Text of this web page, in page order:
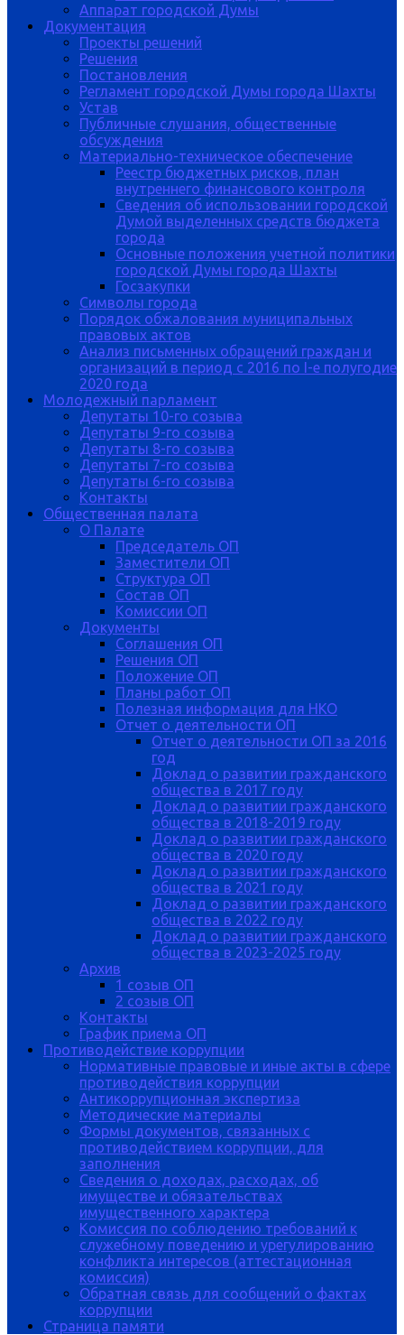
Аппарат городской Думы
Документация
Проекты решений
Решения
Постановления
Регламент городской Думы города Шахты
Устав
Публичные слушания, общественные
обсуждения
Материально-техническое обеспечение
Реестр бюджетных рисков, план
внутреннего финансового контроля
Сведения об использовании городской
Думой выделенных средств бюджета
города
Основные положения учетной политики
городской Думы города Шахты
Госзакупки
Символы города
Порядок обжалования муниципальных
правовых актов
Анализ письменных обращений граждан и
организаций в период с 2016 по I-е полугодие
2020 года
Молодежный парламент
Депутаты 10-го созыва
Депутаты 9-го созыва
Депутаты 8-го созыва
Депутаты 7-го созыва
Депутаты 6-го созыва
Контакты
Общественная палата
О Палате
Председатель ОП
Заместители ОП
Структура ОП
Состав ОП
Комиссии ОП
Документы
Соглашения ОП
Решения ОП
Положение ОП
Планы работ ОП
Полезная информация для НКО
Отчет о деятельности ОП
Отчет о деятельности ОП за 2016
год
Доклад о развитии гражданского
общества в 2017 году
Доклад о развитии гражданского
общества в 2018-2019 году
Доклад о развитии гражданского
общества в 2020 году
Доклад о развитии гражданского
общества в 2021 году
Доклад о развитии гражданского
общества в 2022 году
Доклад о развитии гражданского
общества в 2023-2025 году
Архив
1 созыв ОП
2 созыв ОП
Контакты
График приема ОП
Противодействие коррупции
Нормативные правовые и иные акты в сфере
противодействия коррупции
Антикоррупционная экспертиза
Методические материалы
Формы документов, связанных с
противодействием коррупции, для
заполнения
Сведения о доходах, расходах, об
имуществе и обязательствах
имущественного характера
Комиссия по соблюдению требований к
служебному поведению и урегулированию
конфликта интересов (аттестационная
комиссия)
Обратная связь для сообщений о фактах
коррупции
Страница памяти